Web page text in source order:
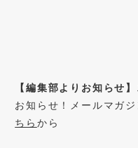
【編集部よりお知らせ】
お知らせ！メールマガ
ちら から